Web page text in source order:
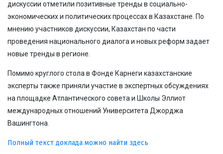
дискуссии отметили позитивные тренды в социально-
экономических и политических процессах в Казахстане. По
мнению участников дискуссии, Казаxстан по части
проведения национального диалога и новыx реформ задает
новые тренды в регионе.
Помимо круглого стола в Фонде Карнеги казахстанские
эксперты также приняли участие в экспертных обсуждениях
на площадке Атлантического совета и Школы Эллиот
международных отношений Университета Джорджа
Вашингтона.
Полный текст доклада можно найти здесь